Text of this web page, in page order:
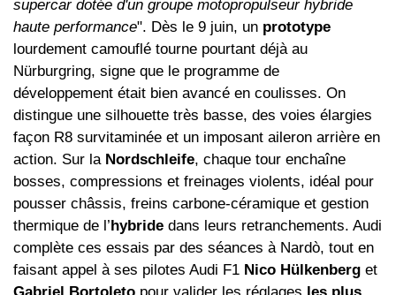
supercar dotée d'un groupe motopropulseur hybride
haute performance". Dès le 9 juin, un prototype
lourdement camouflé tourne pourtant déjà au
Nürburgring, signe que le programme de
développement était bien avancé en coulisses. On
distingue une silhouette très basse, des voies élargies
façon R8 survitaminée et un imposant aileron arrière en
action. Sur la Nordschleife, chaque tour enchaîne
bosses, compressions et freinages violents, idéal pour
pousser châssis, freins carbone-céramique et gestion
thermique de l’ hybride dans leurs retranchements. Audi
complète ces essais par des séances à Nardò, tout en
faisant appel à ses pilotes Audi F1 Nico Hülkenberg et